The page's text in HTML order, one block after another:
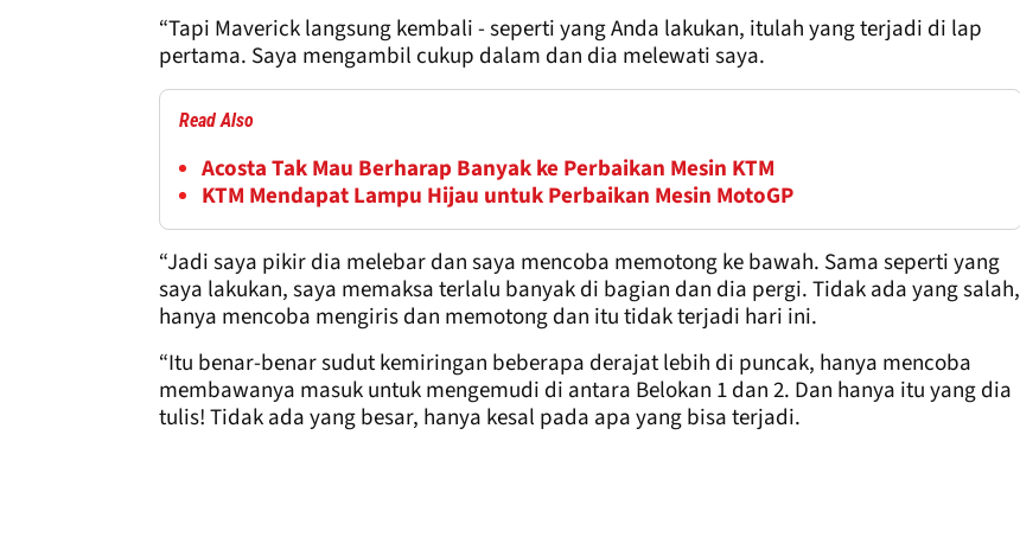
“Tapi Maverick langsung kembali - seperti yang Anda lakukan, itulah yang terjadi di lap
pertama. Saya mengambil cukup dalam dan dia melewati saya.
Read Also
Acosta Tak Mau Berharap Banyak ke Perbaikan Mesin KTM
KTM Mendapat Lampu Hijau untuk Perbaikan Mesin MotoGP
“Jadi saya pikir dia melebar dan saya mencoba memotong ke bawah. Sama seperti yang
saya lakukan, saya memaksa terlalu banyak di bagian dan dia pergi. Tidak ada yang salah,
hanya mencoba mengiris dan memotong dan itu tidak terjadi hari ini.
“Itu benar-benar sudut kemiringan beberapa derajat lebih di puncak, hanya mencoba
membawanya masuk untuk mengemudi di antara Belokan 1 dan 2. Dan hanya itu yang dia
tulis! Tidak ada yang besar, hanya kesal pada apa yang bisa terjadi.